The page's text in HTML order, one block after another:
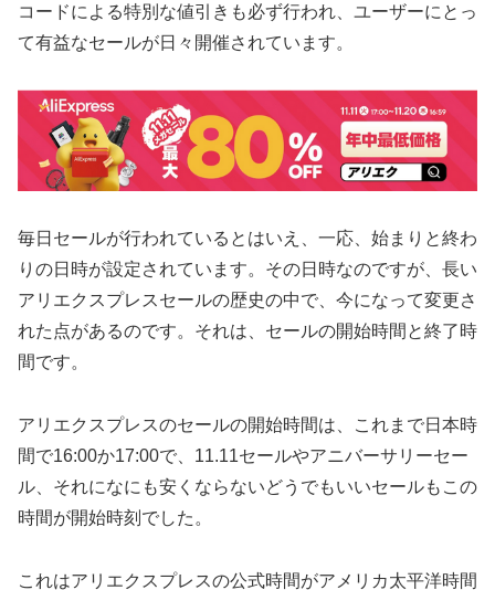
コードによる特別な値引きも必ず行われ、ユーザーにとっ
て有益なセールが日々開催されています。
毎日セールが行われているとはいえ、一応、始まりと終わ
りの日時が設定されています。その日時なのですが、長い
アリエクスプレスセールの歴史の中で、今になって変更さ
れた点があるのです。それは、セールの開始時間と終了時
間です。
アリエクスプレスのセールの開始時間は、これまで日本時
間で16:00か17:00で、11.11セールやアニバーサリーセー
ル、それになにも安くならないどうでもいいセールもこの
時間が開始時刻でした。
これはアリエクスプレスの公式時間がアメリカ太平洋時間